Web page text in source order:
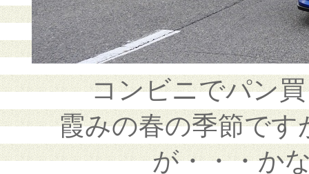
コンビニでパン
霞みの春の季節で
が・・・か